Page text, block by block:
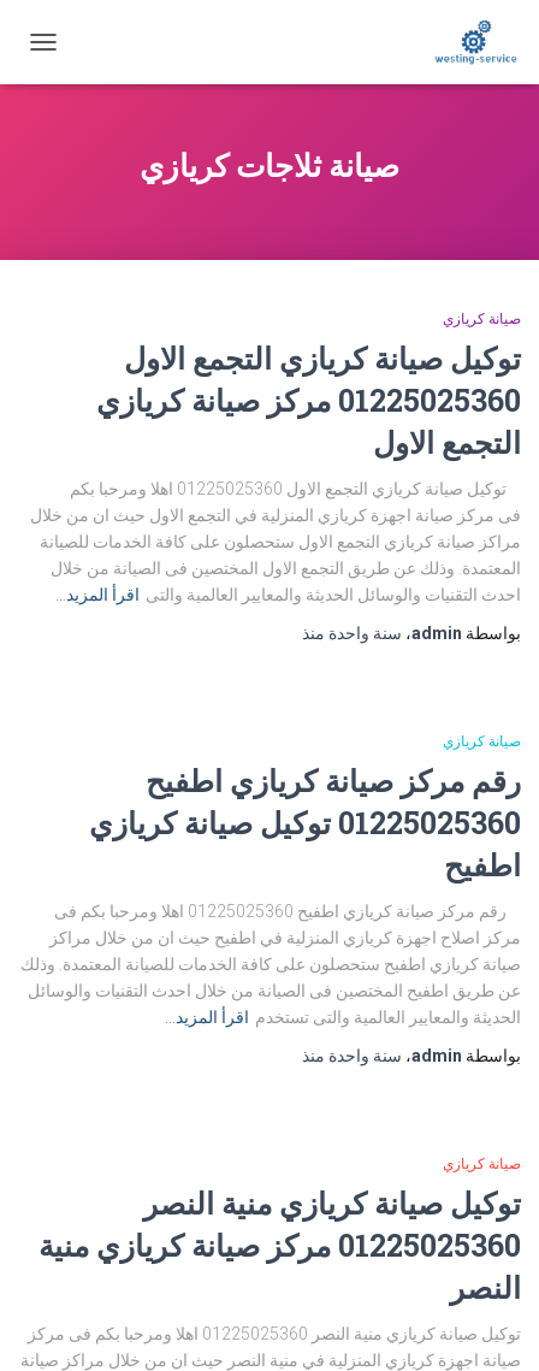
التنقل
صيانة ثلاجات كريازي
صيانة كريازي
توكيل صيانة كريازي التجمع الاول
01225025360 مركز صيانة كريازي
التجمع الاول
توكيل صيانة كريازي التجمع الاول 01225025360 اهلا ومرحبا بكم
فى مركز صيانة اجهزة كريازي المنزلية في التجمع الاول حيث ان من خلال
مراكز صيانة كريازي التجمع الاول ستحصلون على كافة الخدمات للصيانة
المعتمدة. وذلك عن طريق التجمع الاول المختصين فى الصيانة من خلال
احدث التقنيات والوسائل الحديثة والمعايير العالمية والتى اقرأ المزيد…
بواسطة admin، سنة واحدة منذ
صيانة كريازي
رقم مركز صيانة كريازي اطفيح
01225025360 توكيل صيانة كريازي
اطفيح
رقم مركز صيانة كريازي اطفيح 01225025360 اهلا ومرحبا بكم فى
مركز اصلاح اجهزة كريازي المنزلية في اطفيح حيث ان من خلال مراكز
صيانة كريازي اطفيح ستحصلون على كافة الخدمات للصيانة المعتمدة. وذلك
عن طريق اطفيح المختصين فى الصيانة من خلال احدث التقنيات والوسائل
الحديثة والمعايير العالمية والتى تستخدم اقرأ المزيد…
بواسطة admin، سنة واحدة منذ
صيانة كريازي
توكيل صيانة كريازي منية النصر
01225025360 مركز صيانة كريازي منية
النصر
توكيل صيانة كريازي منية النصر 01225025360 اهلا ومرحبا بكم فى مركز
صيانة اجهزة كريازي المنزلية في منية النصر حيث ان من خلال مراكز صيانة